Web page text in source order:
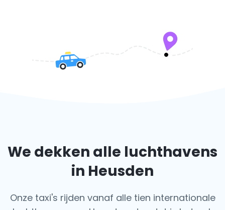
We dekken alle luchthavens
in Heusden
Onze taxi's rijden vanaf alle tien internationale